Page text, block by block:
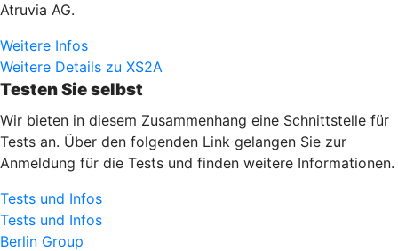
Atruvia AG.
Weitere Infos
Weitere Details zu XS2A
Testen Sie selbst
Wir bieten in diesem Zusammenhang eine Schnittstelle für
Tests an. Über den folgenden Link gelangen Sie zur
Anmeldung für die Tests und finden weitere Informationen.
Tests und Infos
Tests und Infos
Berlin Group